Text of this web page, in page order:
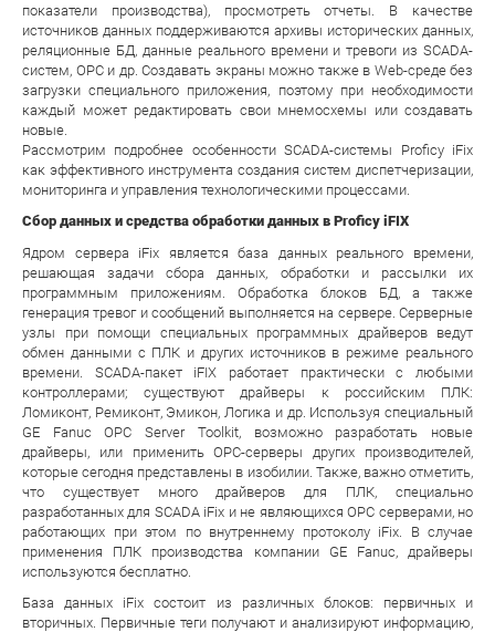
показатели производства), просмотреть отчеты. В качестве
источников данных поддерживаются архивы исторических данных,
реляционные БД, данные реального времени и тревоги из SCADA-
систем, OPC и др. Создавать экраны можно также в Web-среде без
загрузки специального приложения, поэтому при необходимости
каждый может редактировать свои мнемосхемы или создавать
новые.
Рассмотрим подробнее особенности SCADA-системы Proficy iFix
как эффективного инструмента создания систем диспетчеризации,
мониторинга и управления технологическими процессами.
Сбор данных и средства обработки данных в Proficy iFIX
Ядром сервера iFix является база данных реального времени,
решающая задачи сбора данных, обработки и рассылки их
программным приложениям. Обработка блоков БД, а также
генерация тревог и сообщений выполняется на сервере. Серверные
узлы при помощи специальных программных драйверов ведут
обмен данными с ПЛК и других источников в режиме реального
времени. SCADA-пакет iFIX работает практически с любыми
контроллерами; существуют драйверы к российским ПЛК:
Ломиконт, Ремиконт, Эмикон, Логика и др. Используя специальный
GE Fanuc OPC Server Toolkit, возможно разработать новые
драйверы, или применить OPC-серверы других производителей,
которые сегодня представлены в изобилии. Также, важно отметить,
что существует много драйверов для ПЛК, специально
разработанных для SCADA iFix и не являющихся ОРС серверами, но
работающих при этом по внутреннему протоколу iFix. В случае
применения ПЛК производства компании GE Fanuc, драйверы
используются бесплатно.
База данных iFix состоит из различных блоков: первичных и
вторичных. Первичные теги получают и анализируют информацию,